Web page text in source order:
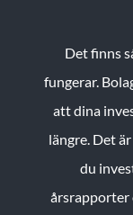
Det finns
fungerar.
att dina
längre. Det
du
årsrapporter